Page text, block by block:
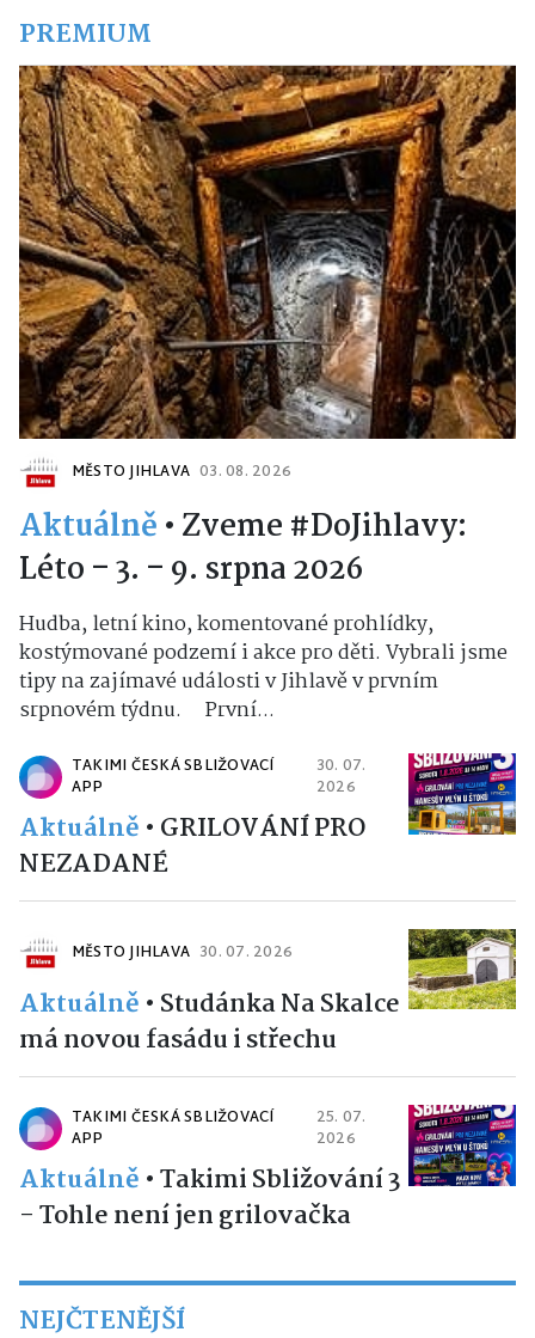
PREMIUM
MĚSTO JIHLAVA 03. 08. 2026
Aktuálně • Zveme #DoJihlavy:
Léto – 3. – 9. srpna 2026
Hudba, letní kino, komentované prohlídky,
kostýmované podzemí i akce pro děti. Vybrali jsme
tipy na zajímavé události v Jihlavě v prvním
srpnovém týdnu. První...
TAKIMI ČESKÁ SBLIŽOVACÍ
APP
30. 07.
2026
Aktuálně • GRILOVÁNÍ PRO
NEZADANÉ
MĚSTO JIHLAVA 30. 07. 2026
Aktuálně • Studánka Na Skalce
má novou fasádu i střechu
TAKIMI ČESKÁ SBLIŽOVACÍ
APP
25. 07.
2026
Aktuálně •Takimi Sbližování 3
- Tohle není jen grilovačka
NEJČTENĚJŠÍ